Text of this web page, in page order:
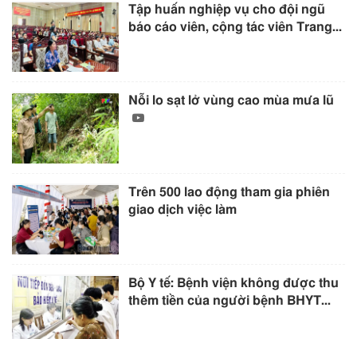
Tập huấn nghiệp vụ cho đội ngũ
báo cáo viên, cộng tác viên Trang...
Nỗi lo sạt lở vùng cao mùa mưa lũ
Trên 500 lao động tham gia phiên
giao dịch việc làm
Bộ Y tế: Bệnh viện không được thu
thêm tiền của người bệnh BHYT...